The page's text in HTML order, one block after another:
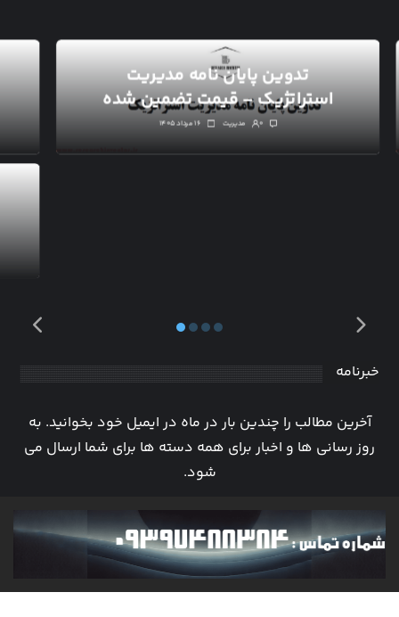
تدوین پایان نامه مدیریت
استراتژیک – قیمت تضمین شده
۱۶ مرداد ۱۴۰۵ مدیریت ۰
خبرنامه
آخرین مطالب را چندین بار در ماه در ایمیل خود بخوانید. به
روز رسانی ها و اخبار برای همه دسته ها برای شما ارسال می
شود.
عضویت